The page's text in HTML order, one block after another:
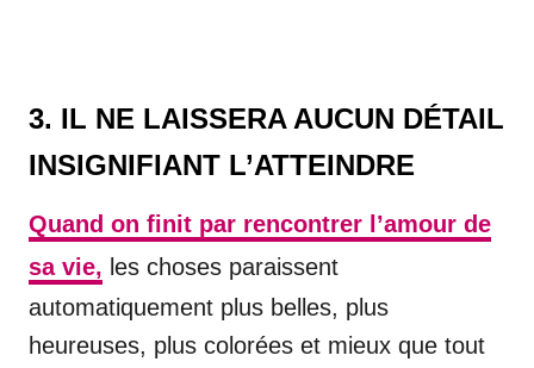
3. IL NE LAISSERA AUCUN DÉTAIL
INSIGNIFIANT L’ATTEINDRE
Quand on finit par rencontrer l’amour de
sa vie, les choses paraissent
automatiquement plus belles, plus
heureuses, plus colorées et mieux que tout